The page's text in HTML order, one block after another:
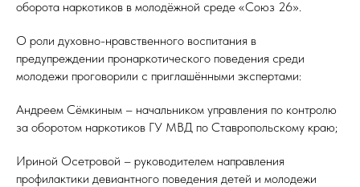
оборота наркотиков в молодёжной среде «Союз 26».
О роли духовно-нравственного воспитания в
предупреждении пронаркотического поведения среди
молодежи проговорили с приглашёнными экспертами:
Андреем Сёмкиным – начальником управления по контролю
за оборотом наркотиков ГУ МВД по Ставропольскому краю;
Ириной Осетровой – руководителем направления
профилактики девиантного поведения детей и молодежи